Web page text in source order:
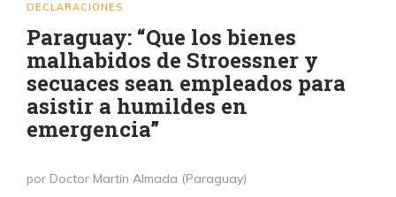
DECLARACIONES
Paraguay: “Que los bienes
malhabidos de Stroessner y
secuaces sean empleados para
asistir a humildes en
emergencia”
por Doctor Martín Almada (Paraguay)